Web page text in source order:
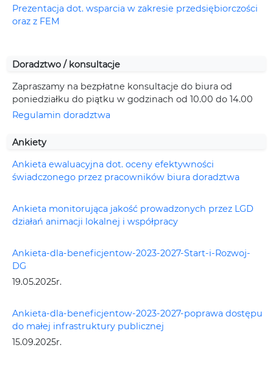
Prezentacja dot. wsparcia w zakresie przedsiębiorczości
oraz z FEM
Doradztwo / konsultacje
Zapraszamy na bezpłatne konsultacje do biura od
poniedziałku do piątku w godzinach od 10.00 do 14.00
Regulamin doradztwa
Ankiety
Ankieta ewaluacyjna dot. oceny efektywności
świadczonego przez pracowników biura doradztwa
Ankieta monitorująca jakość prowadzonych przez LGD
działań animacji lokalnej i współpracy
Ankieta-dla-beneficjentow-2023-2027-Start-i-Rozwoj-
DG
19.05.2025r.
Ankieta-dla-beneficjentow-2023-2027-poprawa dostępu
do małej infrastruktury publicznej
15.09.2025r.